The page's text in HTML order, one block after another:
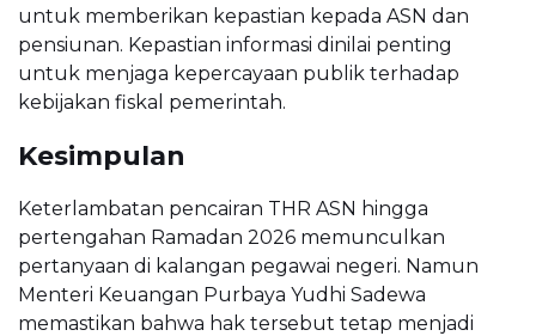
untuk memberikan kepastian kepada ASN dan
pensiunan. Kepastian informasi dinilai penting
untuk menjaga kepercayaan publik terhadap
kebijakan fiskal pemerintah.
Kesimpulan
Keterlambatan pencairan THR ASN hingga
pertengahan Ramadan 2026 memunculkan
pertanyaan di kalangan pegawai negeri. Namun
Menteri Keuangan Purbaya Yudhi Sadewa
memastikan bahwa hak tersebut tetap menjadi